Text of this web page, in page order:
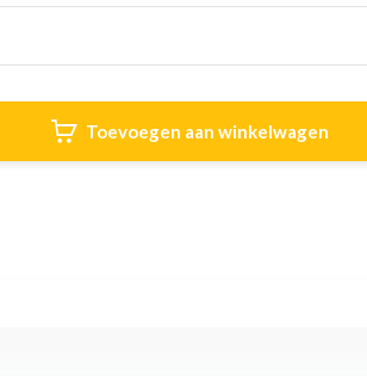
Toevoegen aan winkelwagen